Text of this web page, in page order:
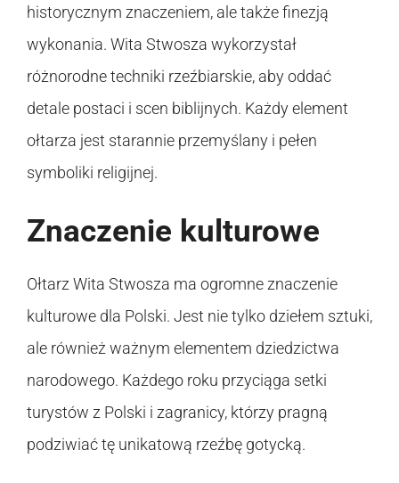
historycznym znaczeniem, ale także finezją
wykonania. Wita Stwosza wykorzystał
różnorodne techniki rzeźbiarskie, aby oddać
detale postaci i scen biblijnych. Każdy element
ołtarza jest starannie przemyślany i pełen
symboliki religijnej.
Znaczenie kulturowe
Ołtarz Wita Stwosza ma ogromne znaczenie
kulturowe dla Polski. Jest nie tylko dziełem sztuki,
ale również ważnym elementem dziedzictwa
narodowego. Każdego roku przyciąga setki
turystów z Polski i zagranicy, którzy pragną
podziwiać tę unikatową rzeźbę gotycką.